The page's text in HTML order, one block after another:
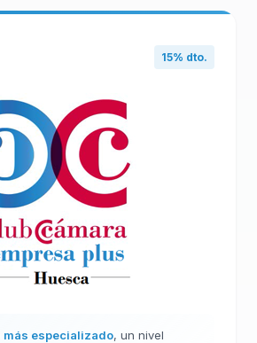
15% dto.
más especializado, un nivel